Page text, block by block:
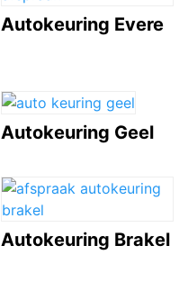
Autokeuring Evere
Autokeuring Geel
Autokeuring Brakel